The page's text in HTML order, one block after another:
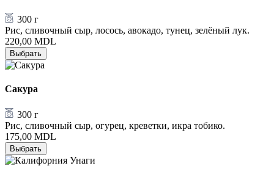
300 г
Рис, сливочный сыр, лосось, авокадо, тунец, зелёный лук.
220,00 MDL
Выбрать
Сакура
300 г
Рис, сливочный сыр, огурец, креветки, икра тобико.
175,00 MDL
Выбрать